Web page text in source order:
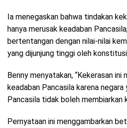
Ia menegaskan bahwa tindakan
hanya merusak keadaban
bertentangan dengan nilai-nilai
yang dijunjung tinggi oleh
Benny menyatakan, “Kekerasan ini
keadaban Pancasila karena negara
Pancasila tidak boleh membiarkan
Pernyataan ini menggambarkan